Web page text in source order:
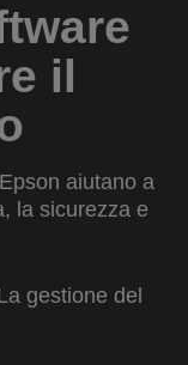
il
aiutano a
la sicurezza e
gestione del